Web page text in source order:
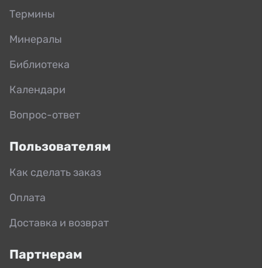
Термины
Минералы
Библиотека
Календари
Вопрос-ответ
Пользователям
Как сделать заказ
Оплата
Доставка и возврат
Партнерам